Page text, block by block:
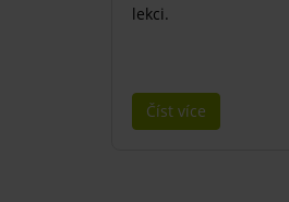
lekci.
Číst více